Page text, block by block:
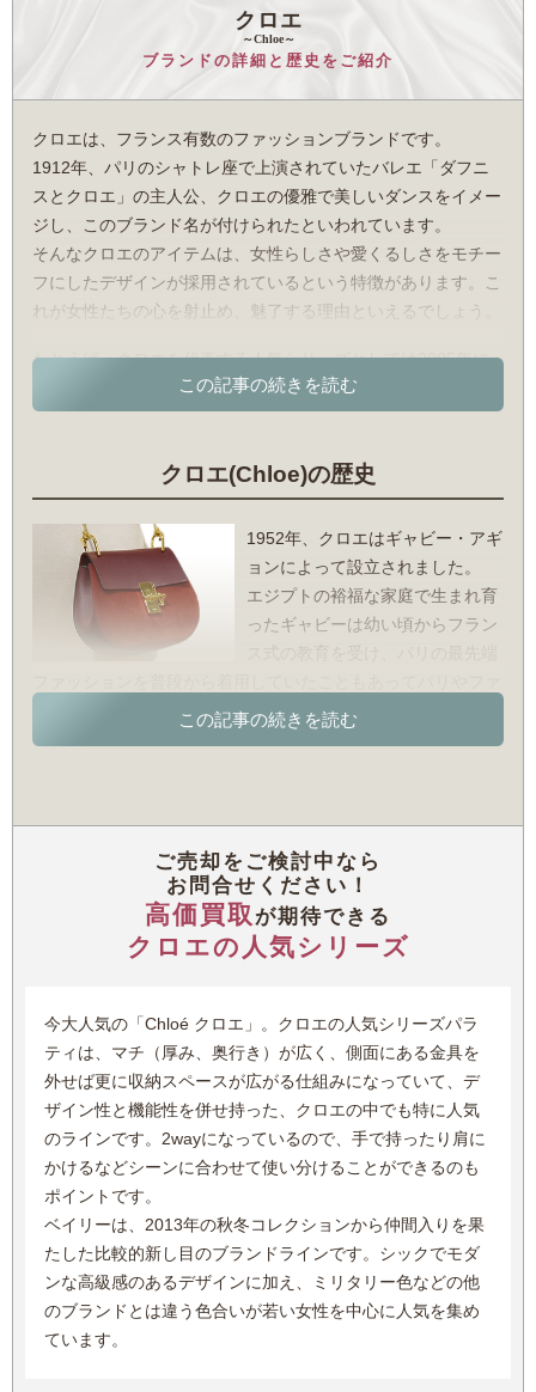
クロエ
～Chloe～
ブランドの詳細と歴史をご紹介
クロエは、フランス有数のファッションブランドです。
1912年、パリのシャトレ座で上演されていたバレエ「ダフニ
スとクロエ」の主人公、クロエの優雅で美しいダンスをイメー
ジし、このブランド名が付けられたといわれています。
そんなクロエのアイテムは、女性らしさや愛くるしさをモチー
フにしたデザインが採用されているという特徴があります。こ
れが女性たちの心を射止め、魅了する理由といえるでしょう。
たとえば、クロエを代表する人気シリーズとしては2005年に
発表された「パディントン」のバッグが挙げられますが、これ
もデザイン性が高く評価されたアイテムのひとつです。
われており、また南京錠の形をしたアクセサリーがワンポイン
トアクセントとして輝いているのが特徴として挙げられます。
発売日当日は店頭に長蛇の列が並び、開店するやいなや即日完
売したといいます。今もなお、世界中の女性から安定して高い
支持を得ている不朽の名シリーズです。
また、パディントンに並ぶ人気アイテムとして「パラティ」シ
こちらも柔らかな肌触りが特徴的であり、さらに使い込むほど
にその味わいに深みが増すのが特徴。加えて、持ち運びやすさ
を重視したスモールサイズ、収納力を意識したミディアムサイ
現在はこのようなバッグだけに限らず、服や香水をはじめとす
るさまざまな魅力あるアイテムを生み出し、世界中の女性たち
に幸せとともに送り届けています。
そのほか、2001年にスタートしたカジュアルアイテムを取り
クロエ(Chloe)の歴史
1952年、クロエはギャビー・アギ
ョンによって設立されました。
エジプトの裕福な家庭で生まれ育
ったギャビーは幼い頃からフラン
ッションへの興味関心が強かったようです。
18歳の頃にはパリへ留学。本場のファッションに触れました。
り、数々のアーティストたちから刺激を受けることでその才能
をより磨き上げていきます。
そして1952年、初のコレクション開催を皮切りに、ファッシ
ョンブランド「クロエ」を立ち上げます。
ー・プレタポルテ」を貫いています。
創業当時のフランスでは、上質な高級服はオーダーメイドで仕
立て上げてもらうしかなかったため、必然的に一部の富裕層の
みが着用することを許され、一般の人には手が届かないものと
して認識されていました。
このような状況を打開したのが、クロエが提唱したラグジュア
リー・プレタポルテ(高級感ある既製服)。
高品質な既製服をリーズナブルな価格で販売することで、一般
の人にも気軽にオシャレを楽しんでもらおうというものです。
この試みが見事にヒットしたことで、『クロエ』の知名度や人
気はますます上昇します。
ご売却をご検討中なら
お問合せください！
高価買取 が期待できる
クロエの人気シリーズ
今大人気の「Chloé クロエ」。クロエの人気シリーズパラ
ティは、マチ（厚み、奥行き）が広く、側面にある金具を
外せば更に収納スペースが広がる仕組みになっていて、デ
ザイン性と機能性を併せ持った、クロエの中でも特に人気
のラインです。2wayになっているので、手で持ったり肩に
かけるなどシーンに合わせて使い分けることができるのも
ポイントです。
ベイリーは、2013年の秋冬コレクションから仲間入りを果
たした比較的新し目のブランドラインです。シックでモダ
ンな高級感のあるデザインに加え、ミリタリー色などの他
のブランドとは違う色合いが若い女性を中心に人気を集め
ています。